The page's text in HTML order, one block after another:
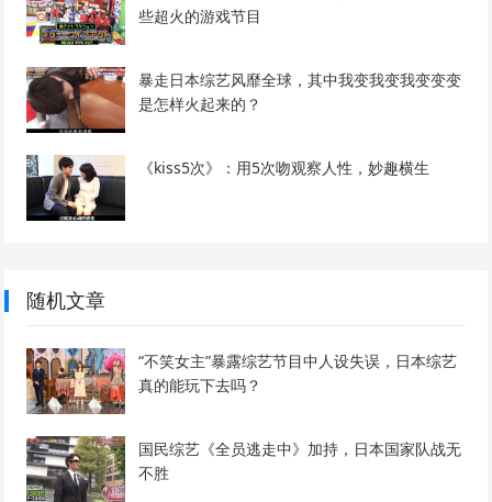
些超火的游戏节目
暴走日本综艺风靡全球，其中我变我变我变变变
是怎样火起来的？
《kiss5次》：用5次吻观察人性，妙趣横生
随机文章
“不笑女主”暴露综艺节目中人设失误，日本综艺
真的能玩下去吗？
国民综艺《全员逃走中》加持，日本国家队战无
不胜